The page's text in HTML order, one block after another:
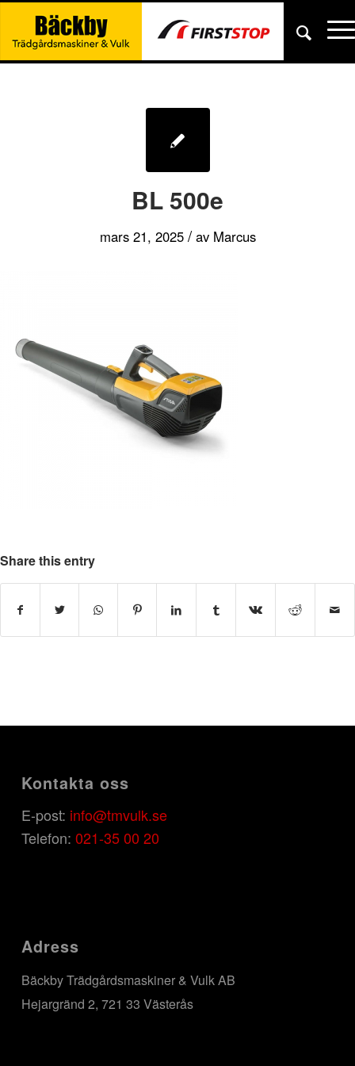
BL 500e
mars 21, 2025 / av Marcus
Share this entry
Kontakta oss
E-post: info@tmvulk.se
Telefon: 021-35 00 20
Adress
Bäckby Trädgårdsmaskiner & Vulk AB
Hejargränd 2, 721 33 Västerås